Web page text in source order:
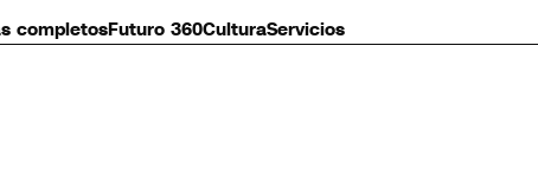
completosFuturo 360CulturaServicios